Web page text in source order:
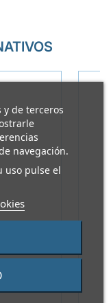
y de terceros
navegación.
uso pulse el